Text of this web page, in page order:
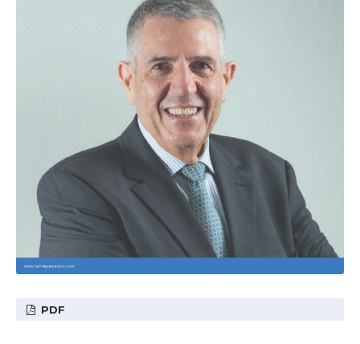
PDF